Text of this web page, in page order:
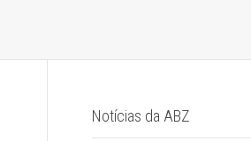
Notícias da ABZ